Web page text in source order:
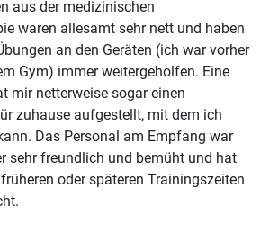
aus der medizinischen
waren allesamt sehr nett und haben
an den Geräten (ich war vorher
Gym) immer weitergeholfen. Eine
mir netterweise sogar einen
zuhause aufgestellt, mit dem ich
Das Personal am Empfang war
sehr freundlich und bemüht und hat
oder späteren Trainingszeiten